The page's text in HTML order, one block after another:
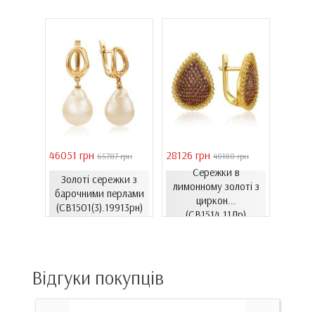
46051 грн 65787 грн
Золоті сережки з
барочними перлами
(СВ1501(3).19913рн)
28126 грн 40180 грн
Сережки в
лимонному золоті з
циркон...
(СВ1514.11Лр)
Відгуки покупців